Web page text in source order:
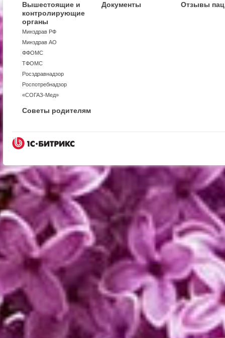
Вышестоящие и
контролирующие
органы
Минздрав РФ
Минздрав АО
ФФОМС
ТФОМС
Росздравнадзор
Роспотребнадзор
«СОГАЗ-Мед»
Документы Отзывы
Советы родителям